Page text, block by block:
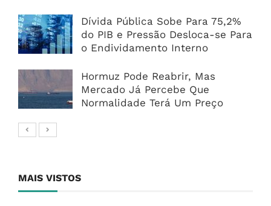
Dívida Pública Sobe Para 75,2%
do PIB e Pressão Desloca-se Para
o Endividamento Interno
Hormuz Pode Reabrir, Mas
Mercado Já Percebe Que
Normalidade Terá Um Preço
MAIS VISTOS